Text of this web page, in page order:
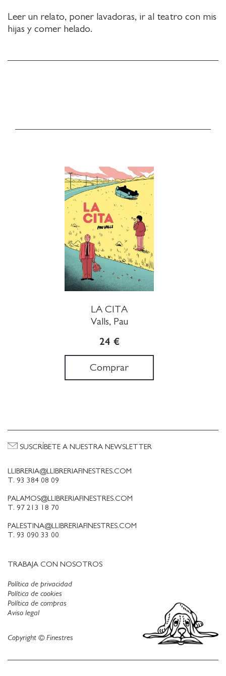
Leer un relato, poner lavadoras, ir al teatro con mis
hijas y comer helado.
LA CITA
Valls, Pau
24 €
Comprar
LLIBRERIA@LLIBRERIAFINESTRES.COM
T. 93 384 08 09
PALAMOS@LLIBRERIAFINESTRES.COM
T. 97 213 18 70
PALESTINA@LLIBRERIAFINESTRES.COM
T. 93 090 33 00
TRABAJA CON NOSOTROS
SUSCRÍBETE A NUESTRA NEWSLETTER
Política de privacidad
Política de cookies
Aviso legal
Política de compras
Copyright © Finestres